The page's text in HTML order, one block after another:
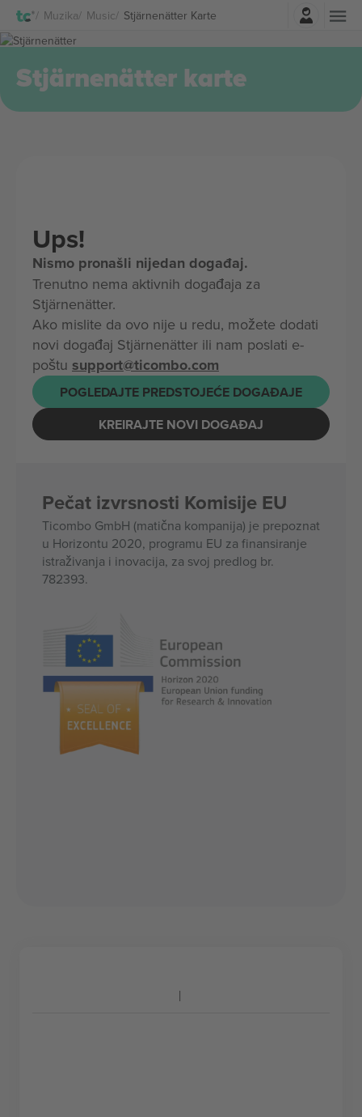
Muzika Music Stjärnenätter KarteNajavite se
Stjärnenätter karte
Ups!
Nismo pronašli nijedan događaj.
Trenutno nema aktivnih događaja za
Stjärnenätter.
Ako mislite da ovo nije u redu, možete dodati
novi događaj Stjärnenätter ili nam poslati e-
poštu support@ticombo.com
POGLEDAJTE PREDSTOJEĆE DOGAĐAJE
KREIRAJTE NOVI DOGAĐAJ
Pečat izvrsnosti Komisije EU
Ticombo GmbH (matična kompanija) je prepoznat
u Horizontu 2020, programu EU za finansiranje
istraživanja i inovacija, za svoj predlog br.
782393.